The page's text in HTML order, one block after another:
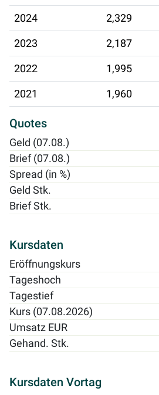
2024 2,329
2023 2,187
2022 1,995
2021 1,960
Quotes
Geld (07.08.)
Brief (07.08.)
Spread (in %)
Geld Stk.
Brief Stk.
Kursdaten
Eröffnungskurs
Tageshoch
Tagestief
Kurs (07.08.2026)
Umsatz EUR
Gehand. Stk.
Kursdaten Vortag